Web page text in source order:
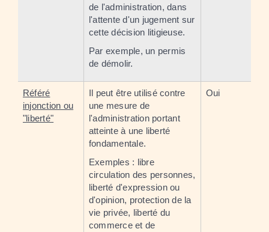
de l'administration, dans
l'attente d'un jugement sur
cette décision litigieuse.
Par exemple, un permis
de démolir.
Référé
injonction ou
"liberté"
Il peut être utilisé contre
une mesure de
l'administration portant
atteinte à une liberté
fondamentale.
Exemples : libre
circulation des personnes,
liberté d'expression ou
d'opinion, protection de la
vie privée, liberté du
commerce et de
Oui